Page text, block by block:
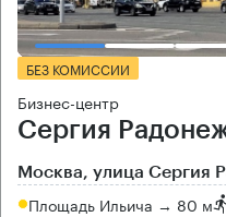
БЕЗ КОМИССИИ
Бизнес-центр
Сергия
Москва, улица Сергия
Площадь Ильича → 80 м